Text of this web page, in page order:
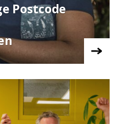
Postcode